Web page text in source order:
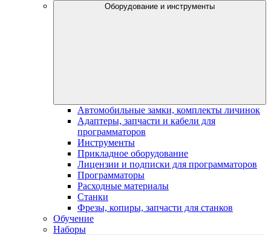
Оборудование и инструменты
Автомобильные замки, комплекты личинок
Адаптеры, запчасти и кабели для
программаторов
Инструменты
Прикладное оборудование
Лицензии и подписки для программаторов
Программаторы
Расходные материалы
Станки
Фрезы, копиры, запчасти для станков
Обучение
Наборы